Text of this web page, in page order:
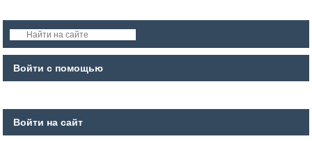
Войти с помощью
Войти на сайт